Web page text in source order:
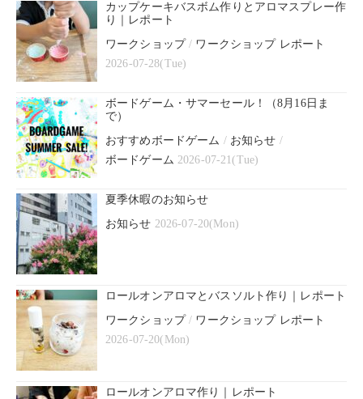
カップケーキバスボム作りとアロマスプレー作
り｜レポート
ワークショップ/ ワークショップ レポート
2026-07-28(Tue)
ボードゲーム・サマーセール！（8月16日ま
で）
おすすめボードゲーム / お知らせ /
ボードゲーム 2026-07-21(Tue)
夏季休暇のお知らせ
お知らせ 2026-07-20(Mon)
ロールオンアロマとバスソルト作り｜レポート
ワークショップ/ ワークショップ レポート
2026-07-20(Mon)
ロールオンアロマ作り｜レポート